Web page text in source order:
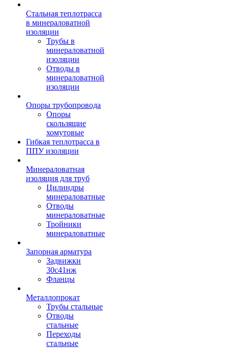
Стальная теплотрасса
в минераловатной
изоляции
Трубы в
минераловатной
изоляции
Отводы в
минераловатной
изоляции
Опоры трубопровода
Опоры
скользящие
хомутовые
Гибкая теплотрасса в
ППУ изоляции
Минераловатная
изоляция для труб
Цилиндры
минераловатные
Отводы
минераловатные
Тройники
минераловатные
Запорная арматура
Задвижки
30с41нж
Фланцы
Металлопрокат
Трубы стальные
Отводы
стальные
Переходы
стальные